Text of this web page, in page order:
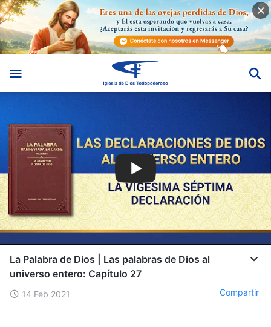
La Palabra de Dios | Las palabras de Dios al
universo entero: Capítulo 27
14 Feb 2021 Compartir